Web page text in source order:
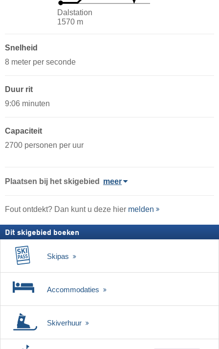
Dalstation
1570 m
Snelheid
8 meter per seconde
Duur rit
9:06 minuten
Capaciteit
2700 personen per uur
Plaatsen bij het skigebied meer
Fout ontdekt? Dan kunt u deze hier melden
Dit skigebied boeken
Skipas
Accommodaties
Skiverhuur